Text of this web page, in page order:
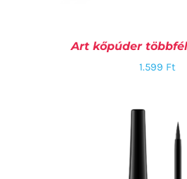
Art kőpúder
1.599 Ft